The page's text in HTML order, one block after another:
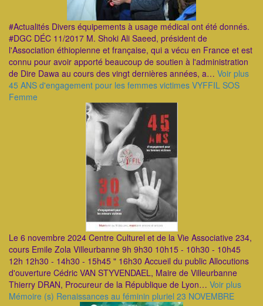
#Actualités Divers équipements à usage médical ont été donnés.
#DGC DÉC 11/2017 M. Shoki Ali Saeed, président de
l'Association éthiopienne et française, qui a vécu en France et est
connu pour avoir apporté beaucoup de soutien à l'administration
de Dire Dawa au cours des vingt dernières années, a… Voir plus
45 ANS d'engagement pour les femmes victimes VYFFIL SOS
Femme
Le 6 novembre 2024 Centre Culturel et de la Vie Associative 234,
cours Emile Zola Villeurbanne 9h 9h30 10h15 - 10h30 - 10h45
12h 12h30 - 14h30 - 15h45 " 16h30 Accueil du public Allocutions
d'ouverture Cédric VAN STYVENDAEL, Maire de Villeurbanne
Thierry DRAN, Procureur de la République de Lyon… Voir plus
Mémoire (s) Renaissances au féminin pluriel 23 NOVEMBRE